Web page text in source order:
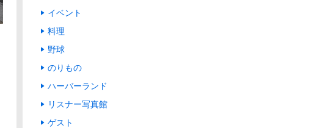
イベント
料理
野球
のりもの
ハーバーランド
リスナー写真館
ゲスト